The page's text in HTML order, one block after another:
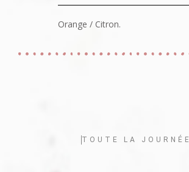
Orange / Citron.
TOUTE LA JOURNÉE